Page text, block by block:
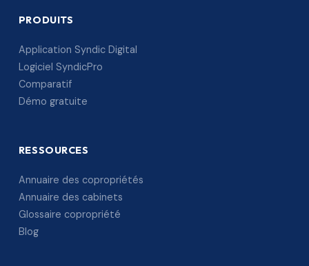
PRODUITS
Application Syndic Digital
Logiciel SyndicPro
Comparatif
Démo gratuite
RESSOURCES
Annuaire des copropriétés
Annuaire des cabinets
Glossaire copropriété
Blog